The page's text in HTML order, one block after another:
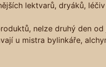
lektvarů, dryáků,
nelze druhý den
u mistra bylinkáře,